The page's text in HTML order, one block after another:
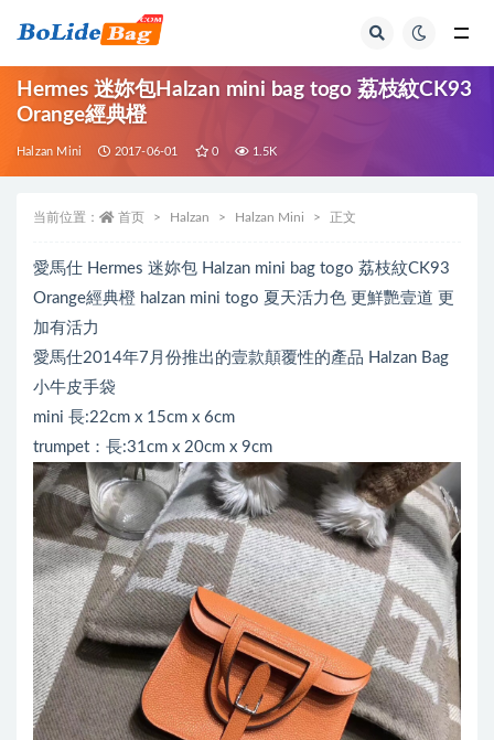
Hermes 迷妳包Halzan mini bag togo 荔枝紋CK93
Orange經典橙
Halzan Mini 2017-06-01 0 1.5K
当前位置： 首页 Halzan Halzan Mini 正文
愛馬仕 Hermes 迷妳包 Halzan mini bag togo 荔枝紋CK93
Orange經典橙 halzan mini togo 夏天活力色 更鮮艷壹道 更
加有活力
愛馬仕2014年7月份推出的壹款顛覆性的產品 Halzan Bag
小牛皮手袋
mini 長:22cm x 15cm x 6cm
trumpet：長:31cm x 20cm x 9cm